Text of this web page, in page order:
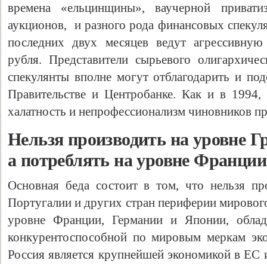
времена «ельцинщины», ваучерной
аукционов, и разного рода финансовых
последних двух месяцев ведут
рубля. Представители сырьевого
спекулянты вполне могут отблагодарить и
Правительстве и Центробанке. Как и в 1994,
халатность и непрофессионализм чиновников
Нельзя производить на уровне
а потреблять на уровне
Основная беда состоит в том, что нельзя
Португалии и других стран периферии
уровне Франции, Германии и Японии,
конкурентоспособной по мировым меркам
Россия является крупнейшей экономикой в